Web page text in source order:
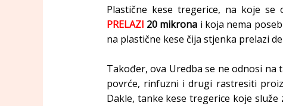
Plastične kese tregerice, na koje se
PRELAZI 20 mikrona i koja nema
na plastične kese čija stjenka prelazi
Također, ova Uredba se ne odnosi na
povrće, rinfuzni i drugi rastresiti
Dakle, tanke kese tregerice koje